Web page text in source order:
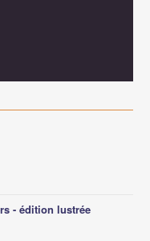
- édition lustrée